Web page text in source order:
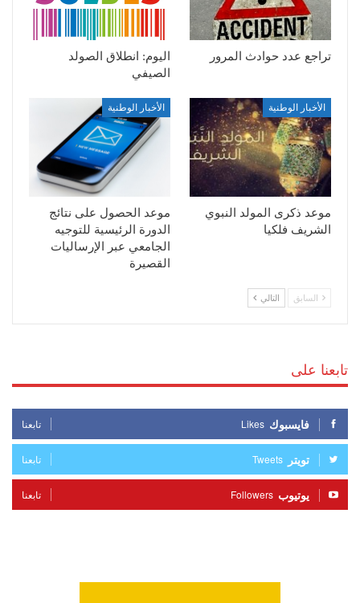
تراجع عدد حوادث المرور
اليوم: انطلاق الصولد
الصيفي
الأخبار الوطنية
موعد ذكرى المولد النبوي
الشريف فلكيا
الأخبار الوطنية
موعد الحصول على نتائج
الدورة الرئيسية للتوجيه
الجامعي عبر الإرساليات
القصيرة
السابق التالي
تابعنا على
فايسبوك Likes تابعنا
تويتر Tweets تابعنا
يوتيوب Followers تابعنا